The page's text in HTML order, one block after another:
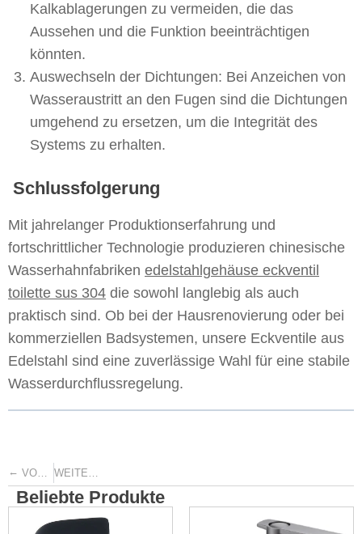
Kalkablagerungen zu vermeiden, die das
Aussehen und die Funktion beeinträchtigen
könnten.
Auswechseln der Dichtungen: Bei Anzeichen von
Wasseraustritt an den Fugen sind die Dichtungen
umgehend zu ersetzen, um die Integrität des
Systems zu erhalten.
Schlussfolgerung
Mit jahrelanger Produktionserfahrung und
fortschrittlicher Technologie produzieren chinesische
Wasserhahnfabriken edelstahlgehäuse eckventil
toilette sus 304 die sowohl langlebig als auch
praktisch sind. Ob bei der Hausrenovierung oder bei
kommerziellen Badsystemen, unsere Eckventile aus
Edelstahl sind eine zuverlässige Wahl für eine stabile
Wasserdurchflussregelung.
← VORHERIGE WEITER
Beliebte Produkte